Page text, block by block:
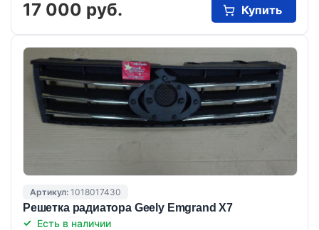
17 000 руб. Купить
Артикул: 1018017430
Решетка радиатора Geely Emgrand X7
Есть в наличии